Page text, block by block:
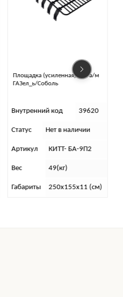
Кронштейн-держатель запасного
колеса ко всем видам
Внутренний код 9738
Статус В наличии
Артикул СВ
Вес 5 (кг)
Габариты 15х15х15 (см)